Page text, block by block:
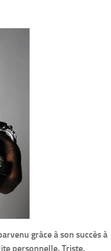
grâce à son succès à
personnelle. Triste.